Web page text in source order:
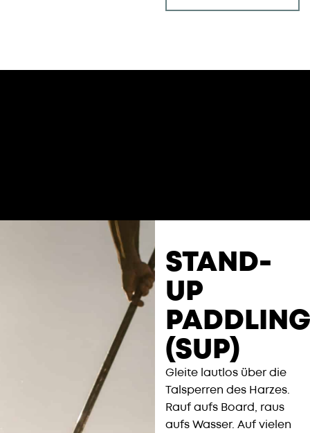
STAND-
UP
PADDLING
(SUP)​
Gleite lautlos über die
Talsperren des Harzes.
Rauf aufs Board, raus
aufs Wasser. Auf vielen